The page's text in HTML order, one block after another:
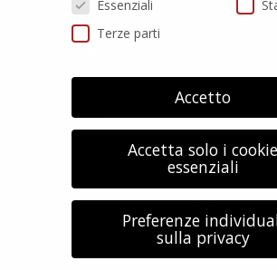
Privacy Policy
GDPR Personal data
Modifica impostazione Cookies
Copyright© 2023 LA.RE.TER. SPA
Località Pian di Parata snc - 16015
Italy - P.IVA 01079200299
Essenziali
Terze parti
Accetto
Accetta solo i cookie
essenziali
Preferenze
sulla privacy